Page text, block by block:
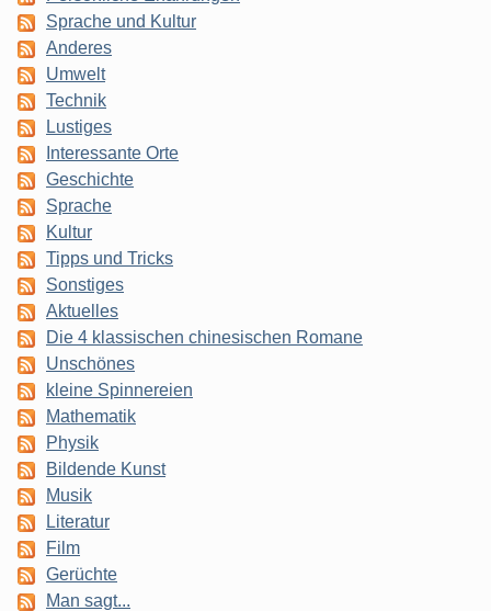
Sprache und Kultur
Anderes
Umwelt
Technik
Lustiges
Interessante Orte
Geschichte
Sprache
Kultur
Tipps und Tricks
Sonstiges
Aktuelles
Die 4 klassischen chinesischen Romane
Unschönes
kleine Spinnereien
Mathematik
Physik
Bildende Kunst
Musik
Literatur
Film
Gerüchte
Man sagt...